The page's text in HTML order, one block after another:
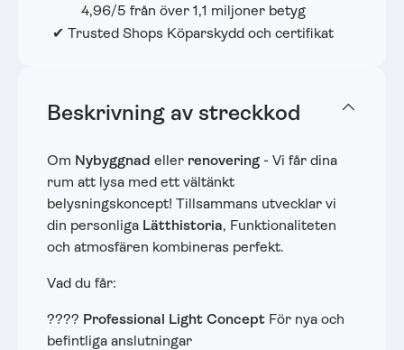
4,96/5 från över 1,1 miljoner betyg
✔ Trusted Shops Köparskydd och certifikat
Beskrivning av streckkod
Om Nybyggnad eller renovering - Vi får dina
rum att lysa med ett vältänkt
belysningskoncept! Tillsammans utvecklar vi
din personliga Lätthistoria, Funktionaliteten
och atmosfären kombineras perfekt.
Vad du får:
???? Professional Light Concept För nya och
befintliga anslutningar